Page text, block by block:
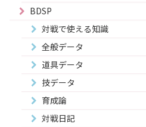
BDSP
対戦で使える知識
全般データ
道具データ
技データ
育成論
対戦日記